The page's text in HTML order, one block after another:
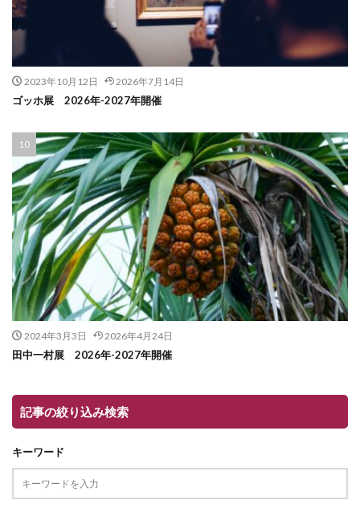
2023年10月12日 2026年7月14日
ゴッホ展 2026年-2027年開催
2024年3月3日 2026年4月24日
田中一村展 2026年-2027年開催
記事の絞り込み検索
キーワード